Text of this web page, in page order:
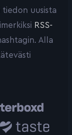
tiedon uusista
RSS-
Alla